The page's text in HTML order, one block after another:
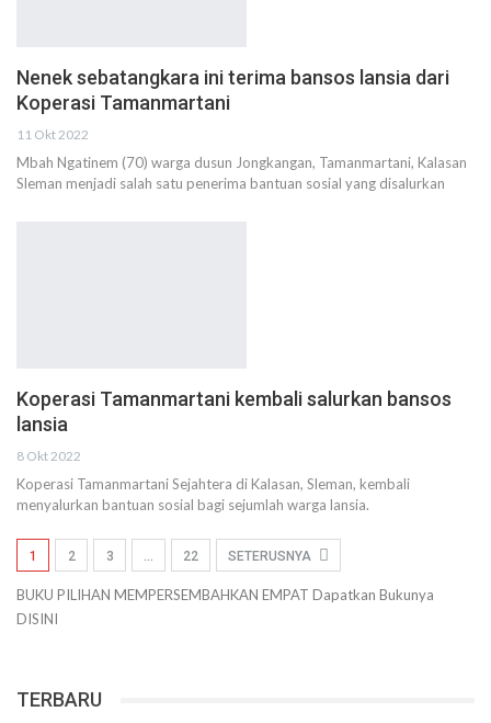
Nenek sebatangkara ini terima bansos lansia dari
Koperasi Tamanmartani
11 Okt 2022
Mbah Ngatinem (70) warga dusun Jongkangan, Tamanmartani, Kalasan
Sleman menjadi salah satu penerima bantuan sosial yang disalurkan
Koperasi Tamanmartani kembali salurkan bansos
lansia
8 Okt 2022
Koperasi Tamanmartani Sejahtera di Kalasan, Sleman, kembali
menyalurkan bantuan sosial bagi sejumlah warga lansia.
1 2 3 … 22 SETERUSNYA
BUKU PILIHAN MEMPERSEMBAHKAN EMPAT Dapatkan Bukunya
DISINI
TERBARU